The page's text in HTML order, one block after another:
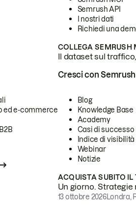
Semrush API
I nostri dati
Richiedi una
COLLEGA SEMRUSH
Il dataset sul
ed e-commerce
Cresci con Semrush
Blog
Knowledge Base
Academy
Casi di successo
Indice di visibilità
Webinar
Notizie
ACQUISTA SUBITO IL
Un giorno.
13 ottobre 2026Londra,